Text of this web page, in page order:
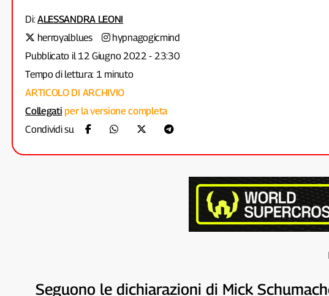
Di:ALESSANDRA LEONI
herroyalblues
hypnagogicmind
Pubblicato il 12 Giugno 2022 - 23:30
Tempo di lettura: 1 minuto
ARTICOLO DI ARCHIVIO
Collegati per la versione completa
Condividi su
Seguono le dichiarazioni di Mick